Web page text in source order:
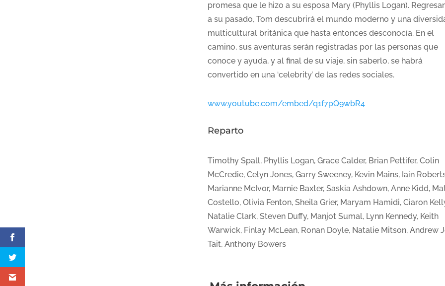
promesa que le hizo a su esposa Mary (Phyllis Logan).
a su pasado, Tom descubrirá el mundo moderno y una
multicultural británica que hasta entonces desconocía. En el
camino, sus aventuras serán registradas por las personas que
conoce y ayuda, y al final de su viaje, sin saberlo, se habrá
convertido en una ‘celebrity’ de las redes sociales.
www.youtube.com/embed/q1f7pQ9wbR4
Reparto
Timothy Spall, Phyllis Logan, Grace Calder, Brian Pettifer, Colin
McCredie, Celyn Jones, Garry Sweeney, Kevin Mains, Iain
Marianne McIvor, Marnie Baxter, Saskia Ashdown, Anne Kidd,
Costello, Olivia Fenton, Sheila Grier, Maryam Hamidi, Ciaron
Natalie Clark, Steven Duffy, Manjot Sumal, Lynn Kennedy, Keith
Warwick, Finlay McLean, Ronan Doyle, Natalie Mitson, Andrew
Tait, Anthony Bowers